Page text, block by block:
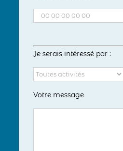
Je serais intéressé par :
Votre message